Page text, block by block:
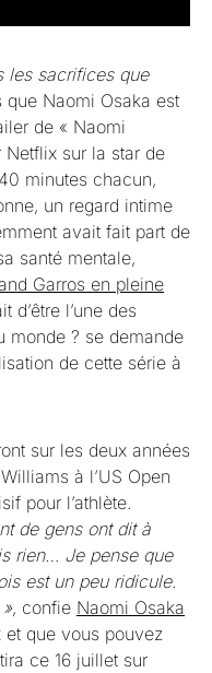
les sacrifices que
que Naomi Osaka est
de « Naomi
Netflix sur la star de
minutes chacun,
un regard intime
avait fait part de
santé mentale,
Garros en pleine
d’être l’une des
monde ? se demande
de cette série à
sur les deux années
à l’US Open
pour l’athlète.
de gens ont dit à
rien… Je pense que
est un peu ridicule.
, confie Naomi Osaka
que vous pouvez
ce 16 juillet sur